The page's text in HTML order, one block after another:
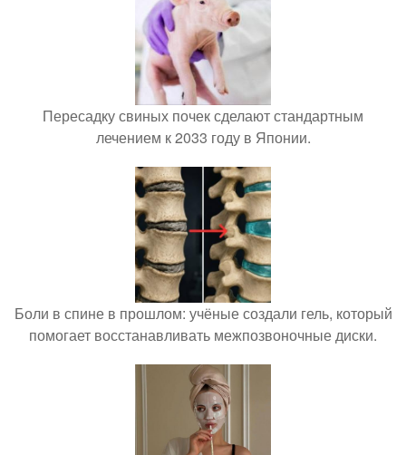
Пересадку свиных почек сделают стандартным
лечением к 2033 году в Японии.
Боли в спине в прошлом: учёные создали гель, который
помогает восстанавливать межпозвоночные диски.